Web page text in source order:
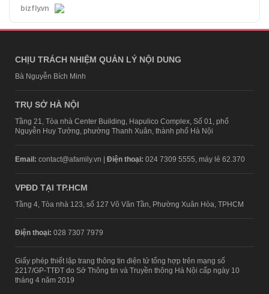
bizfly.vn
CHỊU TRÁCH NHIỆM QUẢN LÝ NỘI DUNG
Bà Nguyễn Bích Minh
TRỤ SỞ HÀ NỘI
Tầng 21, Tòa nhà Center Building, Hapulico Complex, Số 01, phố
Nguyễn Huy Tưởng, phường Thanh Xuân, thành phố Hà Nội
Email: contact@afamily.vn | Điện thoại: 024 7309 5555, máy lẻ 62.370
VPĐD TẠI TP.HCM
Tầng 4, Tòa nhà 123, số 127 Võ Văn Tần, Phường Xuân Hòa, TPHCM
Điện thoại: 028 7307 7979
Giấy phép thiết lập trang thông tin điện tử tổng hợp trên mạng số
2217/GP-TTĐT do Sở Thông tin và Truyền thông Hà Nội cấp ngày 10
tháng 4 năm 2019